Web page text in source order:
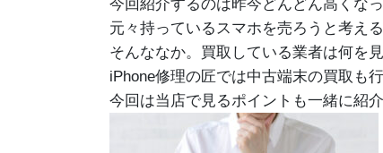
今回紹介するのは昨今どんどん高くな
元々持っているスマホを売ろうと考え
そんななか。買取している業者は何を
iPhone修理の匠では中古端末の買取も
今回は当店で見るポイントも一緒に紹介